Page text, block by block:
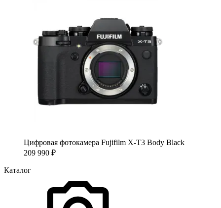
Цифровая фотокамера Fujifilm X-T3 Body Black
209 990 ₽
Каталог